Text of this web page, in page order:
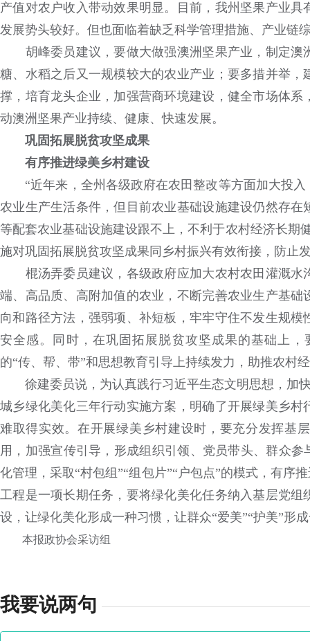
产值对农户收入带动效果明显。目前，我州坚果产业
发展势头较好。但也面临着缺乏科学管理措施、产业链
胡峰委员建议，要做大做强澳洲坚果产业，制定澳
糖、水稻之后又一规模较大的农业产业；要多措并举
撑，培育龙头企业，加强营商环境建设，健全市场体
动澳洲坚果产业持续、健康、快速发展。
巩固拓展脱贫攻坚成果
有序推进绿美乡村建设
“近年来，全州各级政府在农田整改等方面加大投入
农业生产生活条件，但目前农业基础设施建设仍然存
等配套农业基础设施建设跟不上，不利于农村经济长期
施对巩固拓展脱贫攻坚成果同乡村振兴有效衔接，防止
棍汤弄委员建议，各级政府应加大农村农田灌溉水
端、高品质、高附加值的农业，不断完善农业生产基
向和路径方法，强弱项、补短板，牢牢守住不发生规
安全感。同时，在巩固拓展脱贫攻坚成果的基础上
的“传、帮、带”和思想教育引导上持续发力，助推农村
徐建委员说，为认真践行习近平生态文明思想，加
城乡绿化美化三年行动实施方案，明确了开展绿美乡
难取得实效。在开展绿美乡村建设时，要充分发挥基
用，加强宣传引导，形成组织引领、党员带头、群众
化管理，采取“村包组”“组包片”“户包点”的模式，有序
工程是一项长期任务，要将绿化美化任务纳入基层党
设，让绿化美化形成一种习惯，让群众“爱美”“护美”形
本报政协会采访组
我要说两句